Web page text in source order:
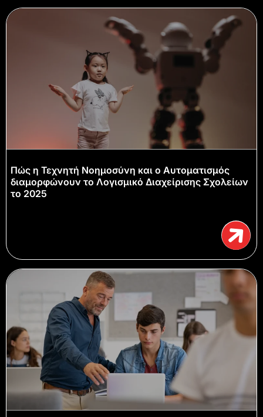
Πώς η Τεχνητή Νοημοσύνη και ο Αυτοματισμός
διαμορφώνουν το Λογισμικό Διαχείρισης Σχολείων
το 2025